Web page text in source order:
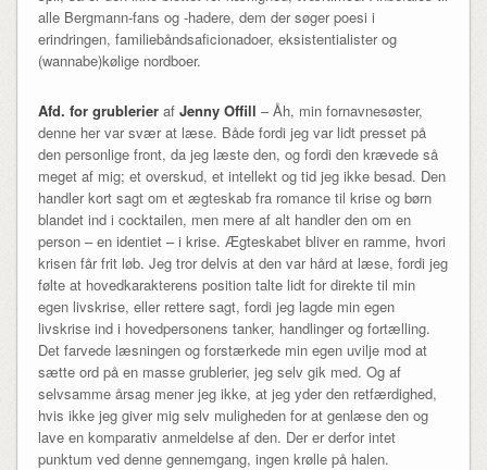
alle Bergmann-fans og -hadere, dem der søger poesi i
erindringen, familiebåndsaficionadoer, eksistentialister og
(wannabe)kølige nordboer.
Afd. for grublerieraf Jenny Offill – Åh, min fornavnesøster,
denne her var svær at læse. Både fordi jeg var lidt presset på
den personlige front, da jeg læste den, og fordi den krævede så
meget af mig; et overskud, et intellekt og tid jeg ikke besad. Den
handler kort sagt om et ægteskab fra romance til krise og børn
blandet ind i cocktailen, men mere af alt handler den om en
person – en identiet – i krise. Ægteskabet bliver en ramme, hvori
krisen får frit løb. Jeg tror delvis at den var hård at læse, fordi jeg
følte at hovedkarakterens position talte lidt for direkte til min
egen livskrise, eller rettere sagt, fordi jeg lagde min egen
livskrise ind i hovedpersonens tanker, handlinger og fortælling.
Det farvede læsningen og forstærkede min egen uvilje mod at
sætte ord på en masse grublerier, jeg selv gik med. Og af
selvsamme årsag mener jeg ikke, at jeg yder den retfærdighed,
hvis ikke jeg giver mig selv muligheden for at genlæse den og
lave en komparativ anmeldelse af den. Der er derfor intet
punktum ved denne gennemgang, ingen krølle på halen.